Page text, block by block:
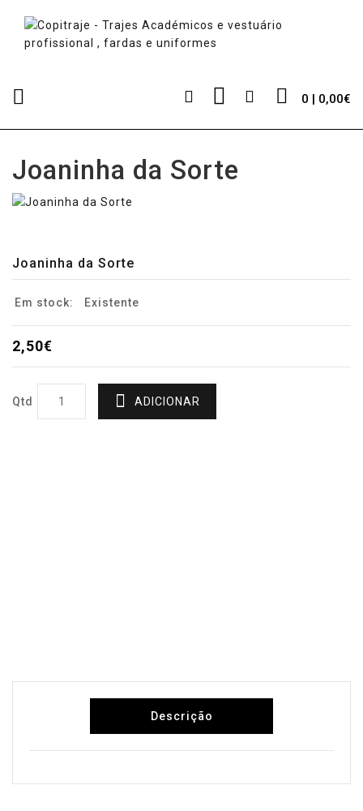
0 | 0,00€
Joaninha da Sorte
Joaninha da Sorte
Em stock: Existente
2,50€
Qtd ADICIONAR
Descrição